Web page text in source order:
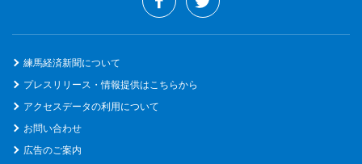
練馬経済新聞について
プレスリリース・情報提供はこちらから
アクセスデータの利用について
お問い合わせ
広告のご案内